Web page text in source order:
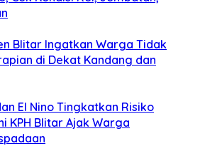
Blitar Ingatkan Warga Tidak
di Dekat Kandang dan
El Nino Tingkatkan Risiko
KPH Blitar Ajak Warga